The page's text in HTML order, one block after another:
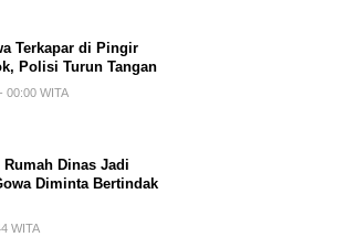
Terkapar di Pingir
Polisi Turun Tangan
00:00 WITA
Dinas Jadi
Diminta Bertindak
WITA